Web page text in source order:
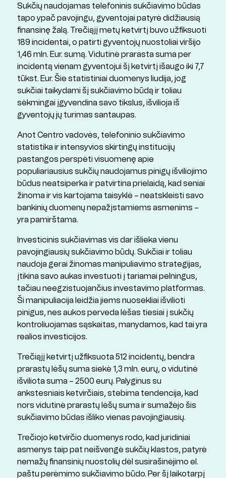
Sukčių naudojamas telefoninis sukčiavimo būdas
tapo ypač pavojingu, gyventojai patyrė didžiausią
finansinę žalą. Trečiąjį metų ketvirtį buvo užfiksuoti
189 incidentai, o patirti gyventojų nuostoliai viršijo
1,46 mln. Eur. sumą. Vidutinė prarasta suma per
incidentą vienam gyventojui šį ketvirtį išaugo iki 7,7
tūkst. Eur. Šie statistiniai duomenys liudija, jog
sukčiai taikydami šį sukčiavimo būdą ir toliau
sėkmingai įgyvendina savo tikslus, išvilioja iš
gyventojų jų turimas santaupas.
Anot Centro vadovės, telefoninio sukčiavimo
statistika ir intensyvios skirtingų institucijų
pastangos perspėti visuomenę apie
populiariausius sukčių naudojamus pinigų išviliojimo
būdus neatsiperka ir patvirtina prielaidą, kad seniai
žinoma ir vis kartojama taisyklė – neatskleisti savo
bankinių duomenų nepažįstamiems asmenims –
yra pamirštama.
Investicinis sukčiavimas vis dar išlieka vienu
pavojingiausių sukčiavimo būdų. Sukčiai ir toliau
naudoja gerai žinomas manipuliavimo strategijas,
įtikina savo aukas investuoti į tariamai pelningus,
tačiau neegzistuojančius investavimo platformas.
Ši manipuliacija leidžia jiems nuosekliai išvilioti
pinigus, nes aukos perveda lėšas tiesiai į sukčių
kontroliuojamas sąskaitas, manydamos, kad tai yra
realios investicijos.
Trečiąjį ketvirtį užfiksuota 512 incidentų, bendra
prarastų lėšų suma siekė 1,3 mln. eurų, o vidutinė
išviliota suma – 2500 eurų. Palyginus su
ankstesniais ketvirčiais, stebima tendencija, kad
nors vidutinė prarastų lėšų suma ir sumažėjo šis
sukčiavimo būdas išliko vienas pavojingiausių.
Trečiojo ketvirčio duomenys rodo, kad juridiniai
asmenys taip pat neišvengė sukčių klastos, patyrė
nemažų finansinių nuostolių dėl susirašinėjimo el.
paštu perėmimo sukčiavimo būdo. Per šį laikotarpį